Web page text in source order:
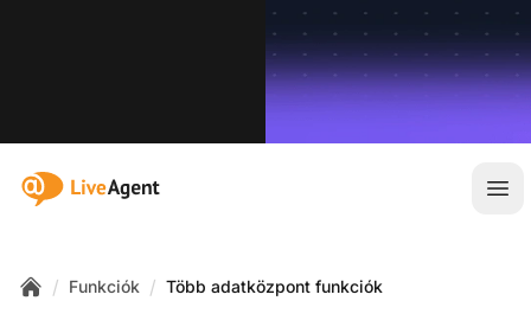
:site.title
/ Funkciók / Több adatközpont funkciók